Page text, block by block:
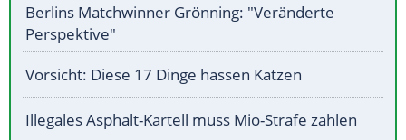
Berlins Matchwinner Grönning: "Veränderte
Perspektive"
Vorsicht: Diese 17 Dinge hassen Katzen
Illegales Asphalt-Kartell muss Mio-Strafe zahlen